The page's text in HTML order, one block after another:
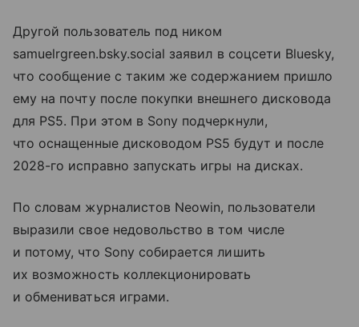
Другой пользователь под ником
samuelrgreen.bsky.social заявил в соцсети Bluesky,
что сообщение с таким же содержанием пришло
ему на почту после покупки внешнего дисковода
для PS5. При этом в Sony подчеркнули,
что оснащенные дисководом PS5 будут и после
2028-го исправно запускать игры на дисках.
По словам журналистов Neowin, пользователи
выразили свое недовольство в том числе
и потому, что Sony собирается лишить
их возможность коллекционировать
и обмениваться играми.